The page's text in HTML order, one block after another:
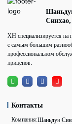
XH специализируется на
с самым большим
профессиональном
прицепов.
Контакты
Компания:Шаньдун